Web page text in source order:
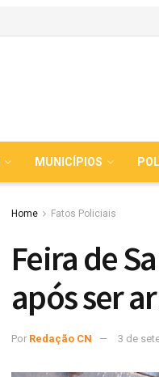
MUNICÍPIOS
Home Fatos Policiais
Feira de
após ser
Por Redação CN 3 de